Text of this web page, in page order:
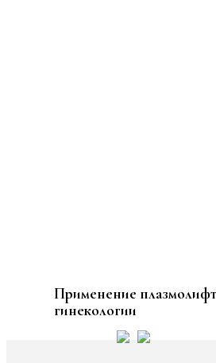
Применение
гинекологии